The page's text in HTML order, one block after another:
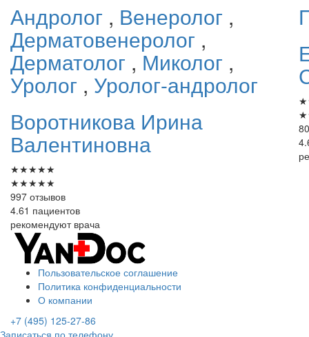
Андролог , Венеролог ,
Дерматовенеролог ,
Дерматолог , Миколог ,
Уролог , Уролог-андролог
Воротникова Ирина
Валентиновна
★★★★★
★★★★★
997 отзывов
4.61 пациентов
рекомендуют врача
★
★
Пользовательское соглашение
Политика конфиденциальности
О компании
+7 (495) 125-27-86
Записаться по телефону